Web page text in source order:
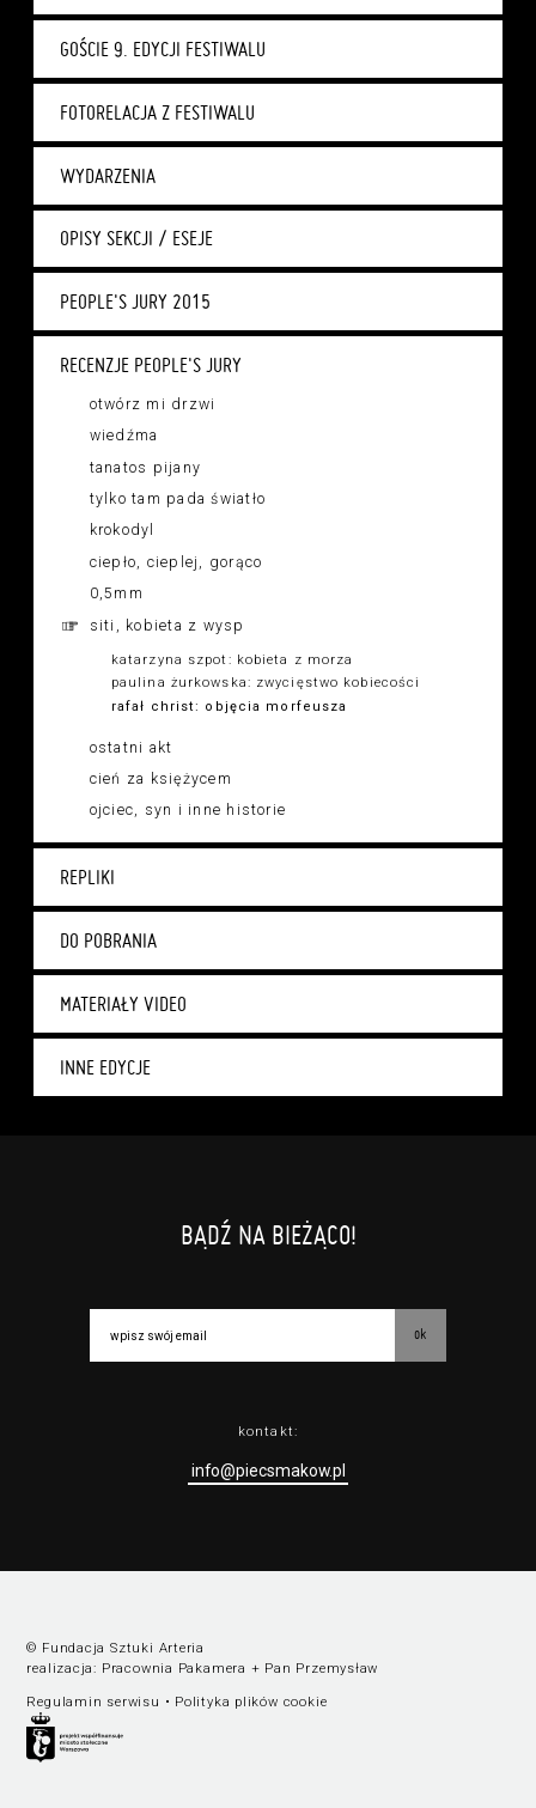
GOŚCIE 9. EDYCJI FESTIWALU
FOTORELACJA Z FESTIWALU
WYDARZENIA
OPISY SEKCJI / ESEJE
PEOPLE'S JURY 2015
RECENZJE PEOPLE'S JURY
otwórz mi drzwi
wiedźma
tanatos pijany
tylko tam pada światło
krokodyl
ciepło, cieplej, gorąco
0,5mm
siti, kobieta z wysp
katarzyna szpot: kobieta z morza
paulina żurkowska: zwycięstwo kobiecości
rafał christ: objęcia morfeusza
ostatni akt
cień za księżycem
ojciec, syn i inne historie
REPLIKI
DO POBRANIA
MATERIAŁY VIDEO
INNE EDYCJE
BĄDŹ NA BIEŻĄCO!
ok
kontakt:
info@piecsmakow.pl
© Fundacja Sztuki Arteria
realizacja: Pracownia Pakamera + Pan Przemysław
Regulamin serwisu • Polityka plików cookie